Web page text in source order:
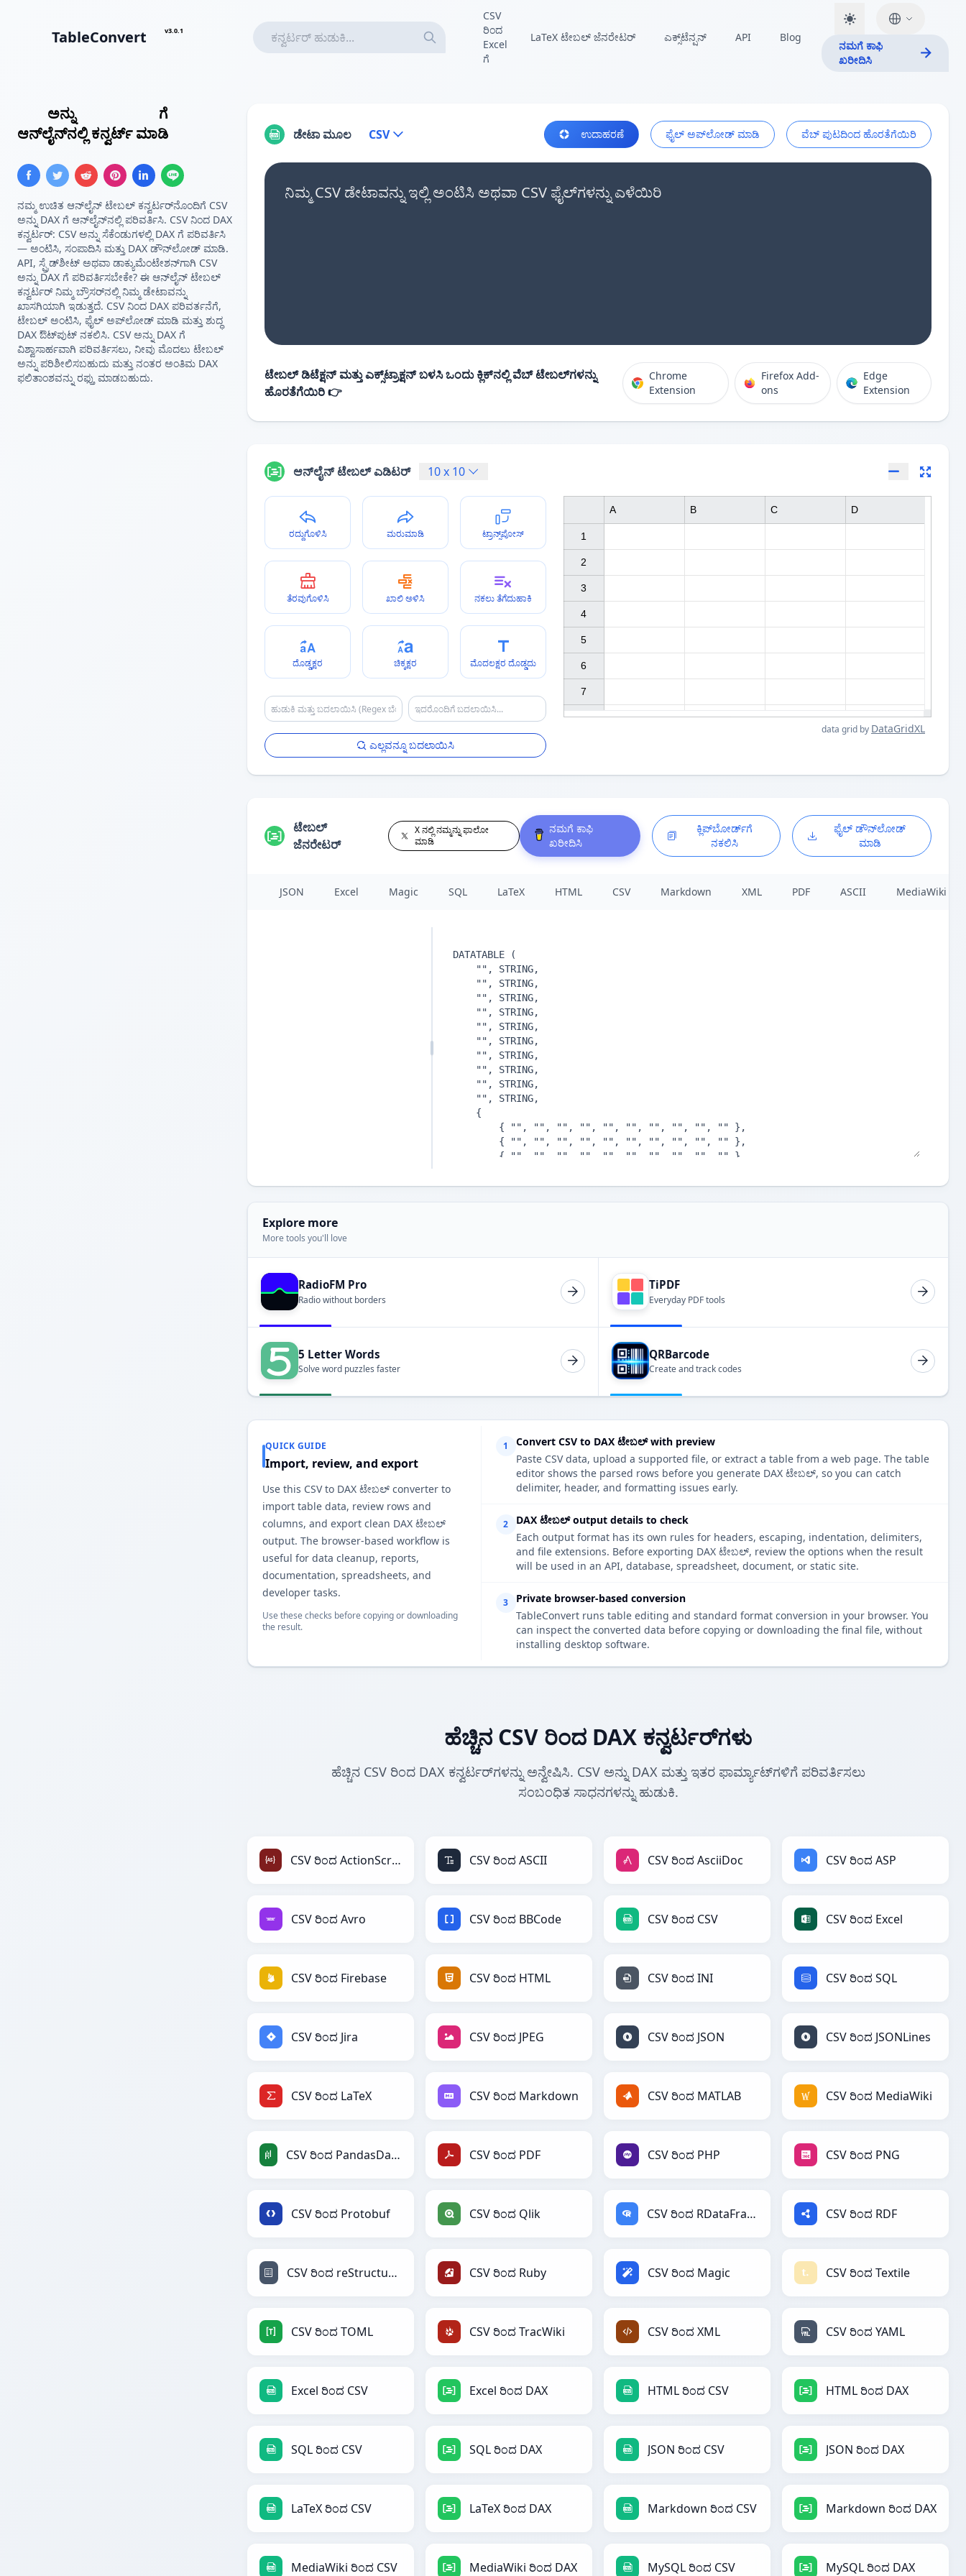
TableConvert v3.0.1
CSV
ರಿಂದ
Excel
ಗೆ
LaTeX ಟೇಬಲ್ ಜೆನರೇಟರ್ ಎಕ್ಸ್‌ಟೆನ್ಷನ್ API Blog
ನಮಗೆ ಕಾಫಿ
ಖರೀದಿಸಿ
ಅನ್ನು
ಗೆ
ಆನ್‌ಲೈನ್‌ನಲ್ಲಿ ಕನ್ವರ್ಟ್ ಮಾಡಿ
ನಮ್ಮ ಉಚಿತ ಆನ್‌ಲೈನ್ ಟೇಬಲ್ ಕನ್ವರ್ಟರ್‌ನೊಂದಿಗೆ CSV
ಅನ್ನು DAX ಗೆ ಆನ್‌ಲೈನ್‌ನಲ್ಲಿ ಪರಿವರ್ತಿಸಿ. CSV ನಿಂದ DAX
ಕನ್ವರ್ಟರ್: CSV ಅನ್ನು ಸೆಕೆಂಡುಗಳಲ್ಲಿ DAX ಗೆ ಪರಿವರ್ತಿಸಿ
— ಅಂಟಿಸಿ, ಸಂಪಾದಿಸಿ ಮತ್ತು DAX ಡೌನ್‌ಲೋಡ್ ಮಾಡಿ.
API, ಸ್ಪ್ರೆಡ್‌ಶೀಟ್ ಅಥವಾ ಡಾಕ್ಯುಮೆಂಟೇಶನ್‌ಗಾಗಿ CSV
ಅನ್ನು DAX ಗೆ ಪರಿವರ್ತಿಸಬೇಕೇ? ಈ ಆನ್‌ಲೈನ್ ಟೇಬಲ್
ಕನ್ವರ್ಟರ್ ನಿಮ್ಮ ಬ್ರೌಸರ್‌ನಲ್ಲಿ ನಿಮ್ಮ ಡೇಟಾವನ್ನು
ಖಾಸಗಿಯಾಗಿ ಇಡುತ್ತದೆ. CSV ನಿಂದ DAX ಪರಿವರ್ತನೆಗೆ,
ಟೇಬಲ್ ಅಂಟಿಸಿ, ಫೈಲ್ ಅಪ್‌ಲೋಡ್ ಮಾಡಿ ಮತ್ತು ಶುದ್ಧ
DAX ಔಟ್‌ಪುಟ್ ನಕಲಿಸಿ. CSV ಅನ್ನು DAX ಗೆ
ವಿಶ್ವಾಸಾರ್ಹವಾಗಿ ಪರಿವರ್ತಿಸಲು, ನೀವು ಮೊದಲು ಟೇಬಲ್
ಅನ್ನು ಪರಿಶೀಲಿಸಬಹುದು ಮತ್ತು ನಂತರ ಅಂತಿಮ DAX
ಫಲಿತಾಂಶವನ್ನು ರಫ್ತು ಮಾಡಬಹುದು.
ಡೇಟಾ ಮೂಲ CSV ಉದಾಹರಣೆ ಫೈಲ್ ಅಪ್‌ಲೋಡ್ ಮಾಡಿ ವೆಬ್ ಪುಟದಿಂದ ಹೊರತೆಗೆಯಿರಿ
ನಿಮ್ಮ CSV ಡೇಟಾವನ್ನು ಇಲ್ಲಿ ಅಂಟಿಸಿ ಅಥವಾ CSV ಫೈಲ್‌ಗಳನ್ನು ಎಳೆಯಿರಿ
ಟೇಬಲ್ ಡಿಟೆಕ್ಷನ್ ಮತ್ತು ಎಕ್ಸ್‌ಟ್ರಾಕ್ಷನ್ ಬಳಸಿ ಒಂದು ಕ್ಲಿಕ್‌ನಲ್ಲಿ ವೆಬ್ ಟೇಬಲ್‌ಗಳನ್ನು
ಹೊರತೆಗೆಯಿರಿ 👉
Chrome
Extension
Firefox Add-
ons
Edge
Extension
ಆನ್‌ಲೈನ್ ಟೇಬಲ್ ಎಡಿಟರ್ 10x 10
ರದ್ದುಗೊಳಿಸಿ ಮರುಮಾಡಿ ಟ್ರಾನ್ಸ್‌ಪೋಸ್
ತೆರವುಗೊಳಿಸಿ ಖಾಲಿ ಅಳಿಸಿ ನಕಲು ತೆಗೆದುಹಾಕಿ
ದೊಡ್ಡಕ್ಷರ ಚಿಕ್ಕಕ್ಷರ ಮೊದಲಕ್ಷರ ದೊಡ್ಡದು
ಎಲ್ಲವನ್ನೂ ಬದಲಾಯಿಸಿ
1
2
3
4
5
6
7
A B C D
data grid by DataGridXL
ಟೇಬಲ್
ಜೆನರೇಟರ್
X ನಲ್ಲಿ ನಮ್ಮನ್ನು ಫಾಲೋ
ಮಾಡಿ
ನಮಗೆ ಕಾಫಿ
ಖರೀದಿಸಿ
ಕ್ಲಿಪ್‌ಬೋರ್ಡ್‌ಗೆ
ನಕಲಿಸಿ
ಫೈಲ್ ಡೌನ್‌ಲೋಡ್
ಮಾಡಿ
JSON Excel Magic SQL LaTeX HTML CSV Markdown XML PDF ASCII MediaWiki
Explore more
More tools you'll love
RadioFM Pro
Radio without borders
TiPDF
Everyday PDF tools
5 Letter Words
Solve word puzzles faster
QRBarcode
Create and track codes
QUICK GUIDE
Import, review, and export
Use this CSV to DAX ಟೇಬಲ್ converter to
import table data, review rows and
columns, and export clean DAX ಟೇಬಲ್
output. The browser-based workflow is
useful for data cleanup, reports,
documentation, spreadsheets, and
developer tasks.
Use these checks before copying or downloading
the result.
1
Convert CSV to DAX ಟೇಬಲ್ with preview
Paste CSV data, upload a supported file, or extract a table from a web page. The table
editor shows the parsed rows before you generate DAX ಟೇಬಲ್, so you can catch
delimiter, header, and formatting issues early.
2
DAX ಟೇಬಲ್ output details to check
Each output format has its own rules for headers, escaping, indentation, delimiters,
and file extensions. Before exporting DAX ಟೇಬಲ್, review the options when the result
will be used in an API, database, spreadsheet, document, or static site.
3
Private browser-based conversion
TableConvert runs table editing and standard format conversion in your browser. You
can inspect the converted data before copying or downloading the final file, without
installing desktop software.
ಹೆಚ್ಚಿನ CSV ರಿಂದ DAX ಕನ್ವರ್ಟರ್‌ಗಳು
ಹೆಚ್ಚಿನ CSV ರಿಂದ DAX ಕನ್ವರ್ಟರ್‌ಗಳನ್ನು ಅನ್ವೇಷಿಸಿ. CSV ಅನ್ನು DAX ಮತ್ತು ಇತರ ಫಾರ್ಮ್ಯಾಟ್‌ಗಳಿಗೆ ಪರಿವರ್ತಿಸಲು
ಸಂಬಂಧಿತ ಸಾಧನಗಳನ್ನು ಹುಡುಕಿ.
CSV ರಿಂದ ActionScript CSV ರಿಂದ ASCII CSV ರಿಂದ AsciiDoc CSV ರಿಂದ ASP
CSV ರಿಂದ Avro CSV ರಿಂದ BBCode CSV ರಿಂದ CSV CSV ರಿಂದ Excel
CSV ರಿಂದ Firebase CSV ರಿಂದ HTML CSV ರಿಂದ INI CSV ರಿಂದ SQL
CSV ರಿಂದ Jira CSV ರಿಂದ JPEG CSV ರಿಂದ JSON CSV ರಿಂದ JSONLines
CSV ರಿಂದ LaTeX CSV ರಿಂದ Markdown CSV ರಿಂದ MATLAB CSV ರಿಂದ MediaWiki
CSV ರಿಂದ PandasDataFrame CSV ರಿಂದ PDF CSV ರಿಂದ PHP CSV ರಿಂದ PNG
CSV ರಿಂದ Protobuf CSV ರಿಂದ Qlik CSV ರಿಂದ RDataFrame CSV ರಿಂದ RDF
CSV ರಿಂದ reStructuredText CSV ರಿಂದ Ruby CSV ರಿಂದ Magic CSV ರಿಂದ Textile
CSV ರಿಂದ TOML CSV ರಿಂದ TracWiki CSV ರಿಂದ XML CSV ರಿಂದ YAML
Excel ರಿಂದ CSV Excel ರಿಂದ DAX HTML ರಿಂದ CSV HTML ರಿಂದ DAX
SQL ರಿಂದ CSV SQL ರಿಂದ DAX JSON ರಿಂದ CSV JSON ರಿಂದ DAX
LaTeX ರಿಂದ CSV LaTeX ರಿಂದ DAX Markdown ರಿಂದ CSV Markdown ರಿಂದ DAX
MediaWiki ರಿಂದ CSV MediaWiki ರಿಂದ DAX MySQL ರಿಂದ CSV MySQL ರಿಂದ DAX